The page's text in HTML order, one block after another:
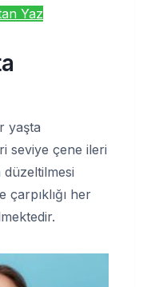
Yaz
yaşta
seviye çene ileri
her